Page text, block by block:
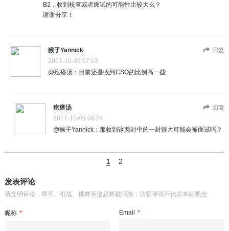
B2，收到核查或者面试的可能性比较大么？
谢谢分享！
猴子Yannick
回复
2017-10-03 07:13
@疙瘩汤：目前还是收到CSQ的比例高一些
疙瘩汤
回复
2017-10-03 08:24
@猴子Yannick：那收到这两封中的一封很大可能会被面试吗？
1 2
发表评论
请文明评论，辱骂、引战、挑衅等信息将被清除；访客评论不代表本站观点
昵称 * Email *